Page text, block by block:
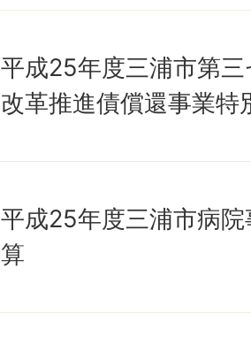
平成25年度三浦市第
改革推進債償還事業特
平成25年度三浦市病
算